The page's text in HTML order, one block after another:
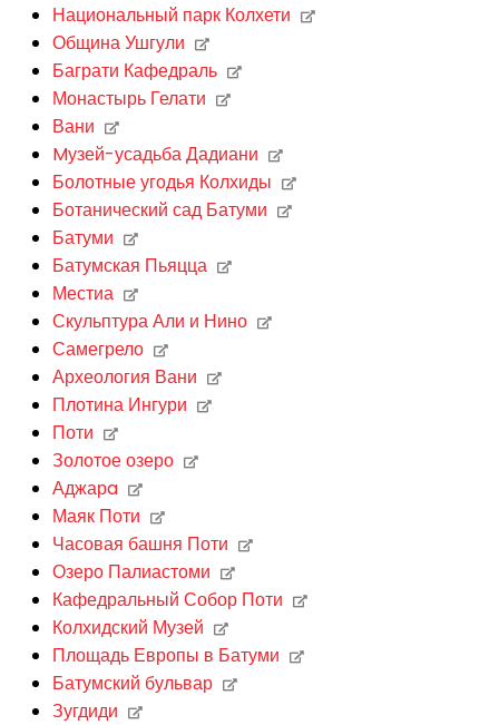
Национальный парк Колхети
Община Ушгули
Баграти Кафедраль
Монастырь Гелати
Вани
Mузей-усадьба Дадиани
Болотные угодья Колхиды
Ботанический сад Батуми
Батуми
Батумская Пьяцца
Местиа
Скульптура Али и Нино
Самегрело
Археология Вани
Плотина Ингури
Поти
Золотое озеро
Аджарa
Маяк Поти
Часовая башня Поти
Озеро Палиастоми
Кафедральный Собор Поти
Колхидский Музей
Площадь Европы в Батуми
Батумский бульвар
Зугдиди